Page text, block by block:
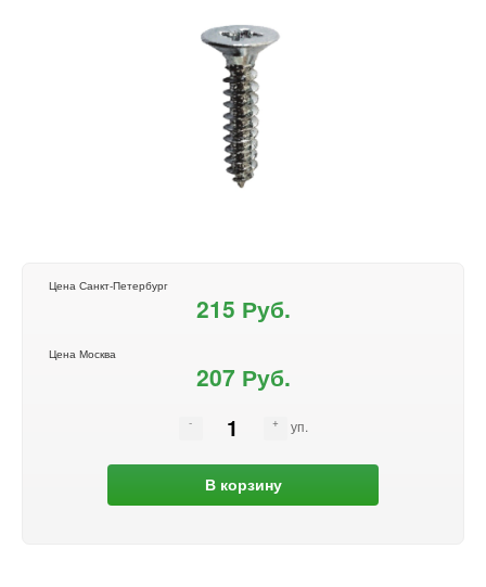
Цена Санкт-Петербург
215 Руб.
Цена Москва
207 Руб.
уп.
В корзину